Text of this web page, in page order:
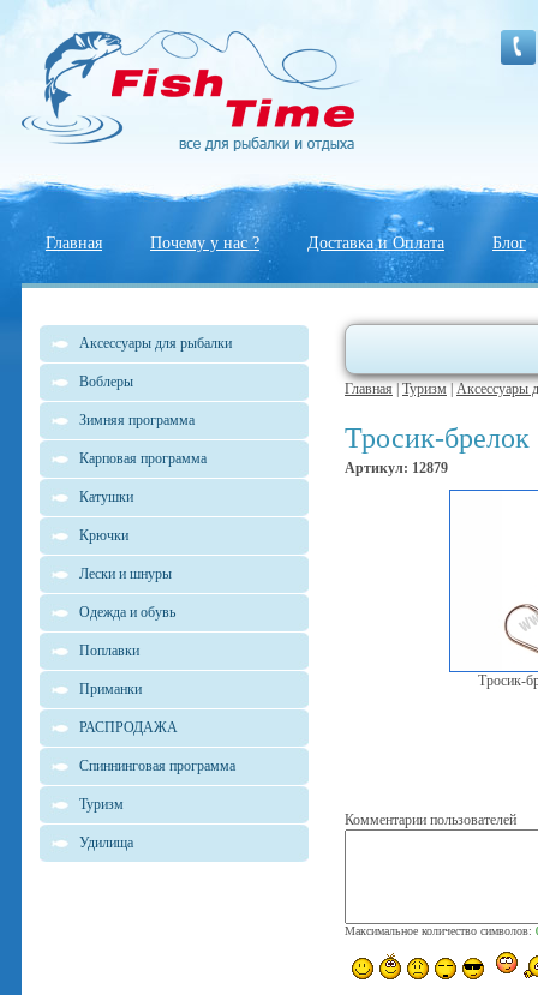
Главная Почему у нас ? Доставка и Оплата Блог
Аксессуары для рыбалки
Воблеры
Зимняя программа
Карповая программа
Катушки
Крючки
Лески и шнуры
Одежда и обувь
Поплавки
Приманки
РАСПРОДАЖА
Спиннинговая программа
Туризм
Удилища
Главная Туризм Аксессуары
Тросик-брелок
Артикул: 12879
Тросик-
Комментарии пользователей
Максимальное количество символов: